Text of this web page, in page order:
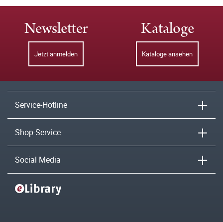
Newsletter
Jetzt anmelden
Kataloge
Kataloge ansehen
Service-Hotline
Shop-Service
Social Media